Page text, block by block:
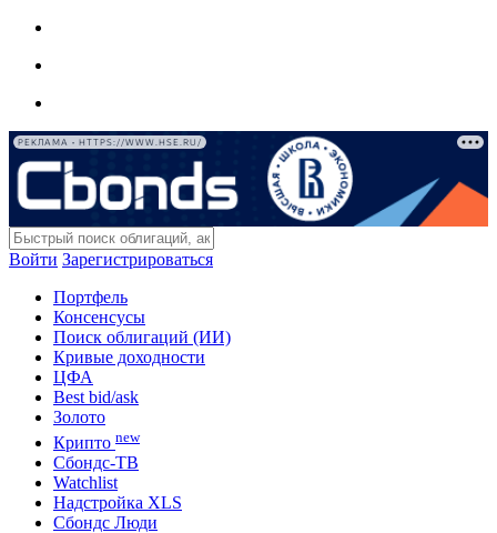
РЕКЛАМА • HTTPS://WWW.HSE.RU/
Войти Зарегистрироваться
Портфель
Консенсусы
Поиск облигаций (ИИ)
Кривые доходности
ЦФА
Best bid/ask
Золото
Крипто new
Сбондс-ТВ
Watchlist
Надстройка XLS
Сбондс Люди